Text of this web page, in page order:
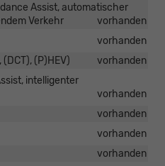
Assist, automatischer
Verkehr
vorhanden
vorhanden
(P)HEV)
vorhanden
intelligenter
vorhanden
vorhanden
vorhanden
vorhanden